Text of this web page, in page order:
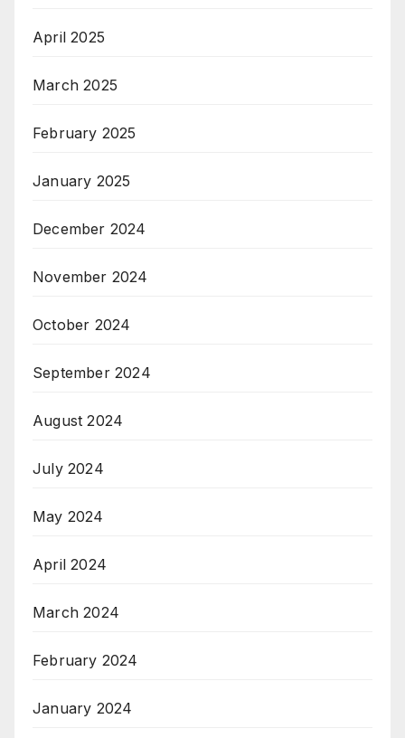
April 2025
March 2025
February 2025
January 2025
December 2024
November 2024
October 2024
September 2024
August 2024
July 2024
May 2024
April 2024
March 2024
February 2024
January 2024